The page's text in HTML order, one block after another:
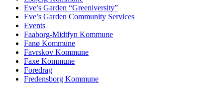
Eve’s Garden “Greeniversity”
Eve’s Garden Community Services
Events
Faaborg-Midtfyn Kommune
Fanø Kommune
Favrskov Kommune
Faxe Kommune
Foredrag
Fredensborg Kommune